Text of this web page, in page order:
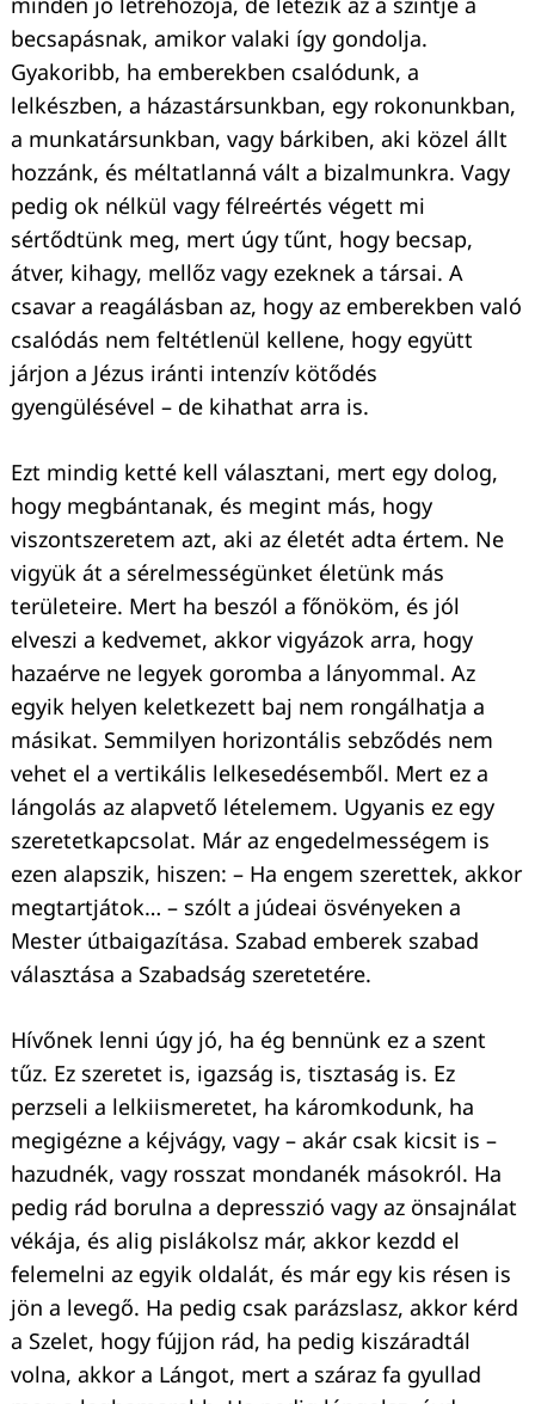
becsapásnak, amikor valaki így gondolja.
Gyakoribb, ha emberekben csalódunk, a
lelkészben, a házastársunkban, egy rokonunkban,
a munkatársunkban, vagy bárkiben, aki közel állt
hozzánk, és méltatlanná vált a bizalmunkra. Vagy
pedig ok nélkül vagy félreértés végett mi
sértődtünk meg, mert úgy tűnt, hogy becsap,
átver, kihagy, mellőz vagy ezeknek a társai. A
csavar a reagálásban az, hogy az emberekben való
csalódás nem feltétlenül kellene, hogy együtt
járjon a Jézus iránti intenzív kötődés
gyengülésével – de kihathat arra is.
Ezt mindig ketté kell választani, mert egy dolog,
hogy megbántanak, és megint más, hogy
viszontszeretem azt, aki az életét adta értem. Ne
vigyük át a sérelmességünket életünk más
területeire. Mert ha beszól a főnököm, és jól
elveszi a kedvemet, akkor vigyázok arra, hogy
hazaérve ne legyek goromba a lányommal. Az
egyik helyen keletkezett baj nem rongálhatja a
másikat. Semmilyen horizontális sebződés nem
vehet el a vertikális lelkesedésemből. Mert ez a
lángolás az alapvető lételemem. Ugyanis ez egy
szeretetkapcsolat. Már az engedelmességem is
ezen alapszik, hiszen: – Ha engem szerettek, akkor
megtartjátok… – szólt a júdeai ösvényeken a
Mester útbaigazítása. Szabad emberek szabad
választása a Szabadság szeretetére.
Hívőnek lenni úgy jó, ha ég bennünk ez a szent
tűz. Ez szeretet is, igazság is, tisztaság is. Ez
perzseli a lelkiismeretet, ha káromkodunk, ha
megigézne a kéjvágy, vagy – akár csak kicsit is –
hazudnék, vagy rosszat mondanék másokról. Ha
pedig rád borulna a depresszió vagy az önsajnálat
vékája, és alig pislákolsz már, akkor kezdd el
felemelni az egyik oldalát, és már egy kis résen is
jön a levegő. Ha pedig csak parázslasz, akkor kérd
a Szelet, hogy fújjon rád, ha pedig kiszáradtál
volna, akkor a Lángot, mert a száraz fa gyullad
Keresés: